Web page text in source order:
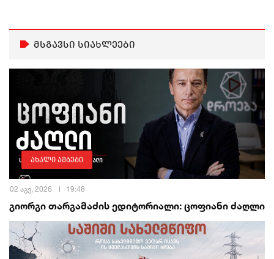
მსგავსი სიახლეები
ახალი ამბები
02 აგვ, 2026 19:48
გიორგი თარგამაძის ედიტორიალი: ცოფიანი ძაღლი